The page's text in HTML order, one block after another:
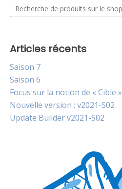
Articles récents
Saison 7
Saison 6
Focus sur la notion de « Cible »
Nouvelle version : v2021-S02
Update Builder v2021-S02